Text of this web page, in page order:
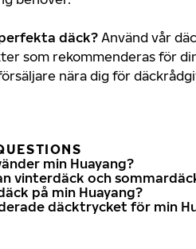
däck? Använd vår
som rekommenderas för
nära dig för
min Huayang?
vinterdäck och
på min Huayang?
däcktrycket för min